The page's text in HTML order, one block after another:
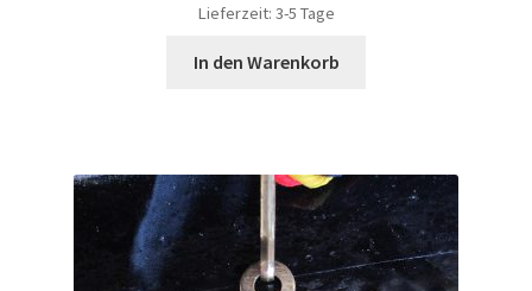
Lieferzeit: 3-5 Tage
In den Warenkorb